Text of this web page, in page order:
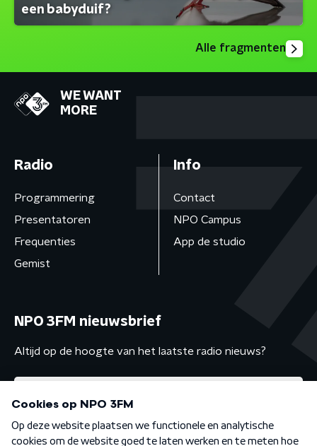
een babyduif?
Alle fragmenten
WE WANT
MORE
Radio
Programmering
Presentatoren
Frequenties
Gemist
Info
Contact
NPO Campus
App de studio
NPO 3FM nieuwsbrief
Altijd op de hoogte van het laatste radio nieuws?